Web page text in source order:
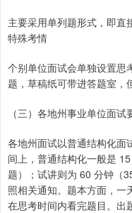
主要采用单列题形式，即直
特殊考情
个别单位面试会单独设置思
题，草稿纸可带进答题室，
（三）各地州事业单位面试
各地州面试以普通结构化面
间上，普通结构化一般是
题）；试讲则为 60 分钟（
照相关通知。题本方面，一
在思考时间内看完题目。出